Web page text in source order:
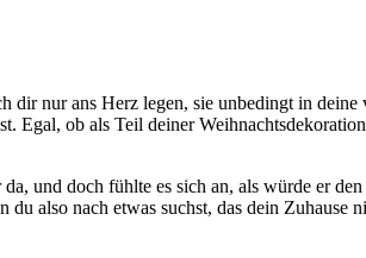
nur⁤ ans Herz legen, sie unbedingt in
Egal, ob als Teil‍ deiner
und doch fühlte es sich an,‍ als würde​ er
also nach etwas ⁢suchst, das dein ⁣Zuhause